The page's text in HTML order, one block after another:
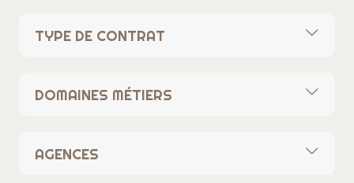
TYPE DE CONTRAT
DOMAINES MÉTIERS
AGENCES